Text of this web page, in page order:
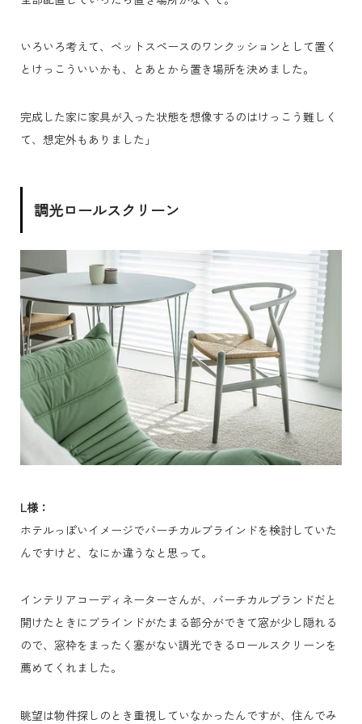
いろいろ考えて、ベットスペースのワンクッションとして置く
とけっこういいかも、とあとから置き場所を決めました。
完成した家に家具が入った状態を想像するのはけっこう難しく
て、想定外もありました」
調光ロールスクリーン
L様：
ホテルっぽいイメージでバーチカルブラインドを検討していた
んですけど、なにか違うなと思って。
インテリアコーディネーターさんが、バーチカルブランドだと
開けたときにブラインドがたまる部分ができて窓が少し隠れる
ので、窓枠をまったく塞がない調光できるロールスクリーンを
薦めてくれました。
眺望は物件探しのとき重視していなかったんですが、住んでみ